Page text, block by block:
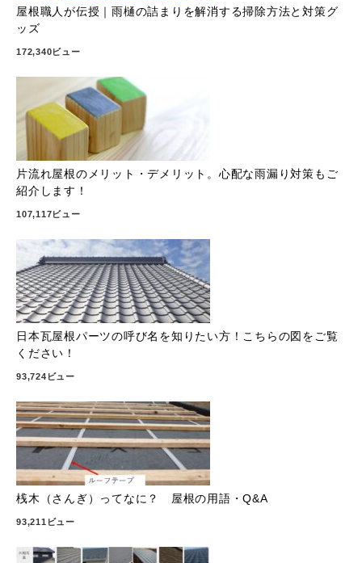
屋根職人が伝授｜雨樋の詰まりを解消する掃除方法と対策グ
ッズ
172,340ビュー
片流れ屋根のメリット・デメリット。心配な雨漏り対策もご
紹介します！
107,117ビュー
日本瓦屋根パーツの呼び名を知りたい方！こちらの図をご覧
ください！
93,724ビュー
桟木（さんぎ）ってなに？ 屋根の用語・Q&A
93,211ビュー